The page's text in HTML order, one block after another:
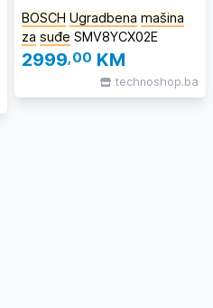
BOSCH Ugradbena mašina
za suđe SMV8YCX02E
2999,00 KM
technoshop.ba